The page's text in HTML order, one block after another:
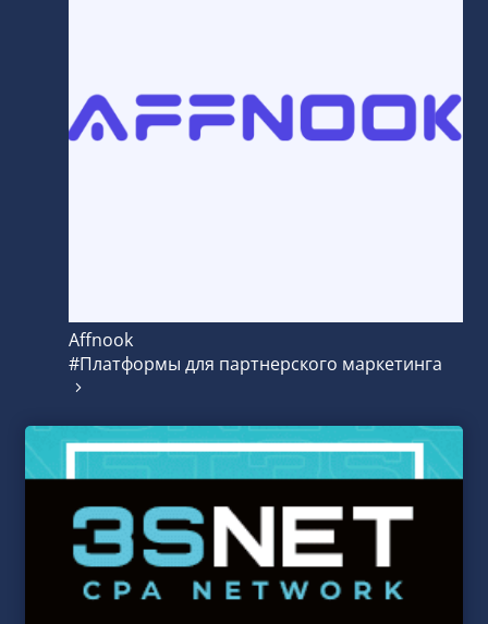
Affnook
#Платформы для партнерского маркетинга